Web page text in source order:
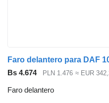
Faro delantero para DAF
Bs 4.674
PLN 1.476 ≈ EUR
Faro delantero